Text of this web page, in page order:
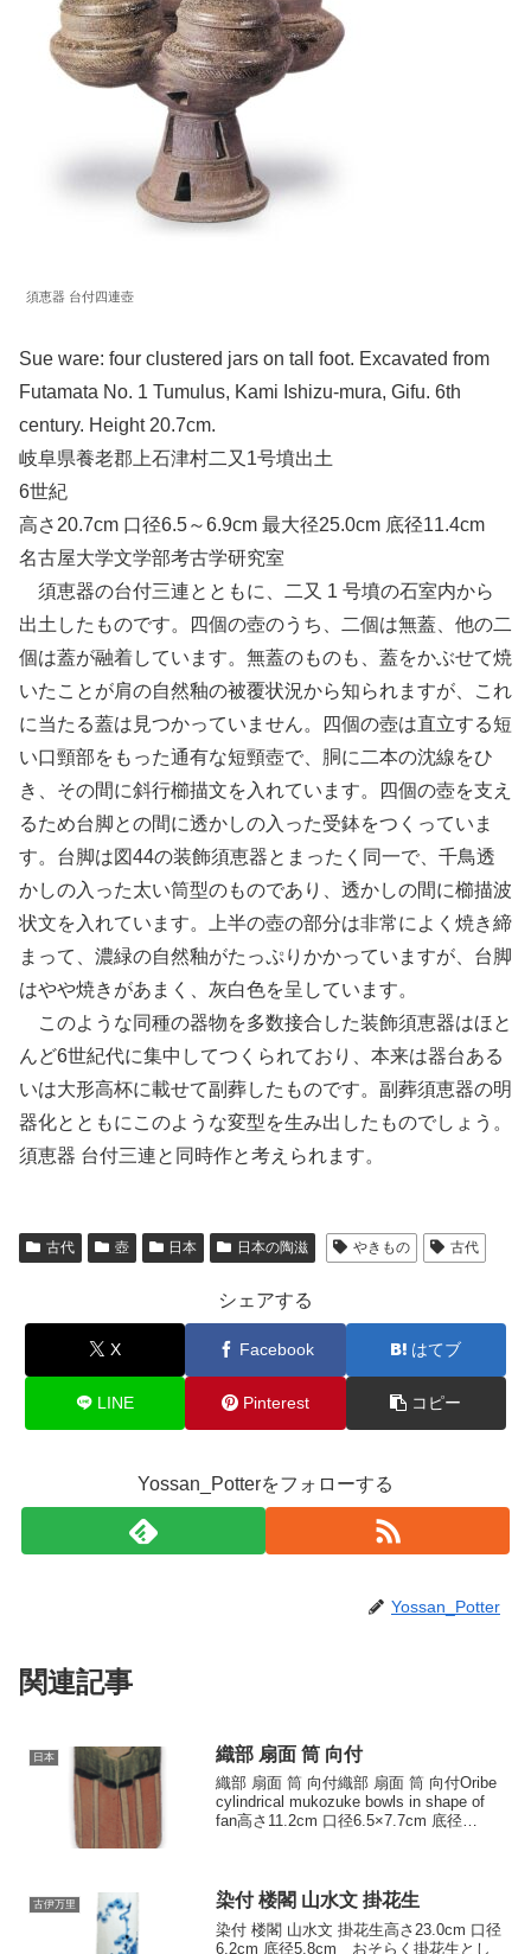
須恵器 台付四連壺
Sue ware: four clustered jars on tall foot. Excavated from
Futamata No. 1 Tumulus, Kami Ishizu-mura, Gifu. 6th
century. Height 20.7cm.
岐阜県養老郡上石津村二又1号墳出土
6世紀
高さ20.7cm 口径6.5～6.9cm 最大径25.0cm 底径11.4cm
名古屋大学文学部考古学研究室
須恵器の台付三連とともに、二又 1 号墳の石室内から
出土したものです。四個の壺のうち、二個は無蓋、他の二
個は蓋が融着しています。無蓋のものも、蓋をかぶせて焼
いたことが肩の自然釉の被覆状況から知られますが、これ
に当たる蓋は見つかっていません。四個の壺は直立する短
い口頸部をもった通有な短頸壺で、胴に二本の沈線をひ
き、その間に斜行櫛描文を入れています。四個の壺を支え
るため台脚との間に透かしの入った受鉢をつくっていま
す。台脚は図44の装飾須恵器とまったく同一で、千鳥透
かしの入った太い筒型のものであり、透かしの間に櫛描波
状文を入れています。上半の壺の部分は非常によく焼き締
まって、濃緑の自然釉がたっぷりかかっていますが、台脚
はやや焼きがあまく、灰白色を呈しています。
このような同種の器物を多数接合した装飾須恵器はほと
んど6世紀代に集中してつくられており、本来は器台ある
いは大形高杯に載せて副葬したものです。副葬須恵器の明
器化とともにこのような変型を生み出したものでしょう。
須恵器 台付三連と同時作と考えられます。
古代 壺 日本 日本の陶滋 やきもの 古代
シェアする
X Facebook はてブ
LINE Pinterest コピー
Yossan_Potterをフォローする
Yossan_Potter
関連記事
日本 織部 扇面 筒 向付
織部 扇面 筒 向付織部 扇面 筒 向付Oribe
cylindrical mukozuke bowls in shape of
fan高さ11.2cm 口径6.5×7.7cm 底径
古伊万里 染付 楼閣 山水文 掛花生
染付 楼閣 山水文 掛花生高さ23.0cm 口径
6.2cm 底径5.8cm おそらく掛花生とし